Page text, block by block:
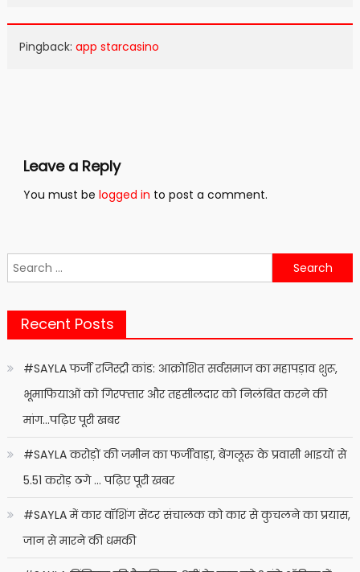
Pingback: app starcasino
Leave a Reply
You must be logged in to post a comment.
Search
for:
Recent Posts
#SAYLA फर्जी रजिस्ट्री कांड: आक्रोशित सर्वसमाज का महापड़ाव शुरू,
भूमाफियाओं को गिरफ्तार और तहसीलदार को निलंबित करने की
मांग…पढ़िए पूरी खबर
#SAYLA करोड़ों की जमीन का फर्जीवाड़ा, बेंगलूरु के प्रवासी भाइयों से
5.51 करोड़ ठगे … पढ़िए पूरी खबर
#SAYLA में कार वॉशिंग सेंटर संचालक को कार से कुचलने का प्रयास,
जान से मारने की धमकी